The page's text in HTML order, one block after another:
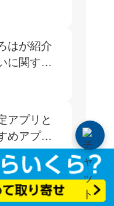
めサイト
はが紹介
に関する
アプリと
めアプリ5
メリット
別控除に